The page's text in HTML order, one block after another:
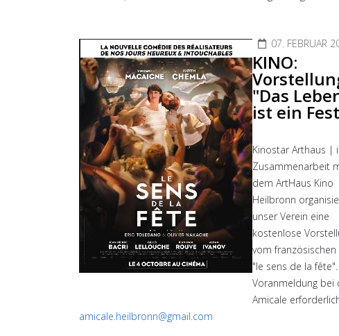
07. FEBRUAR
KINO:
"Das
ist ein
Kinostar Arthaus |
Zusammenarbeit
dem ArtHaus Kino
Heilbronn
unser Verein eine
kostenlose
vom französischen
"le sens de la fête".
Voranmeldung bei
Amicale
amicale.heilbronn@gmail.com